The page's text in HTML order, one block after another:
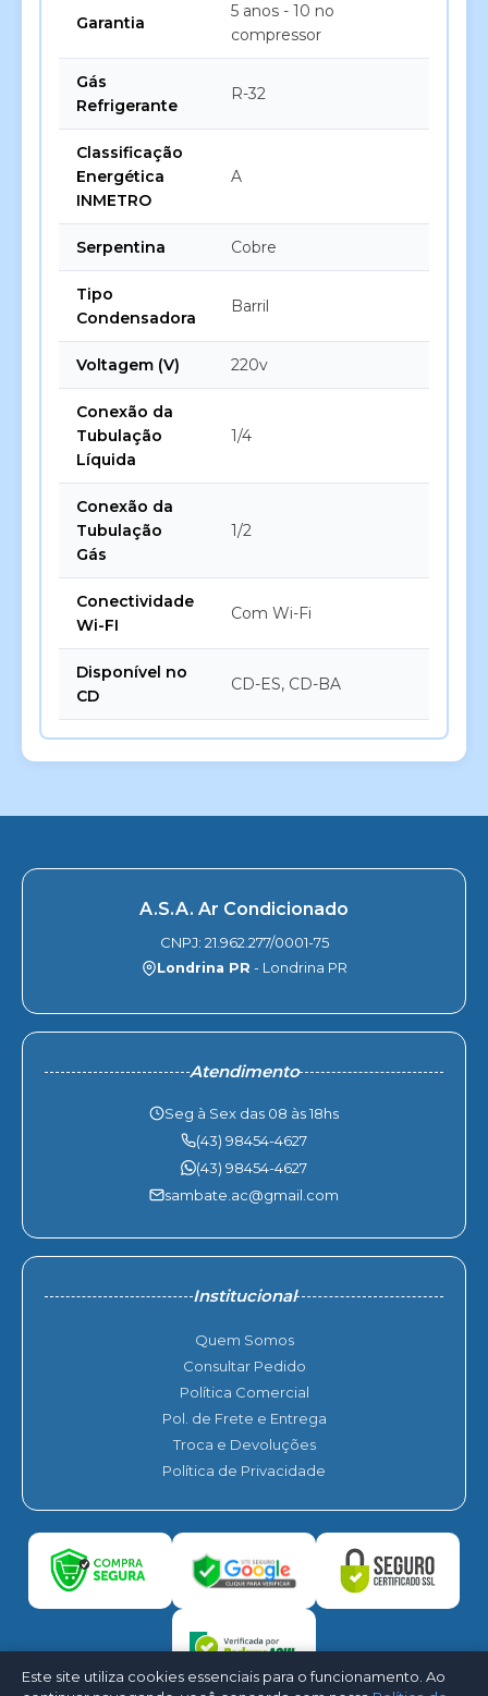
Garantia
5 anos - 10 no
compressor
Gás
Refrigerante
R-32
Classificação
Energética
INMETRO
A
Serpentina Cobre
Tipo
Condensadora
Barril
Voltagem (V) 220v
Conexão da
Tubulação
Líquida
1/4
Conexão da
Tubulação
Gás
1/2
Conectividade
Wi-FI
Com Wi-Fi
Disponível no
CD
CD-ES, CD-BA
A.S.A. Ar Condicionado
CNPJ: 21.962.277/0001-75
Londrina PR - Londrina PR
Atendimento
Seg à Sex das 08 às 18hs
(43) 98454-4627
(43) 98454-4627
sambate.ac@gmail.com
Institucional
Quem Somos
Consultar Pedido
Política Comercial
Pol. de Frete e Entrega
Troca e Devoluções
Política de Privacidade
Este site utiliza cookies essenciais para o funcionamento. Ao